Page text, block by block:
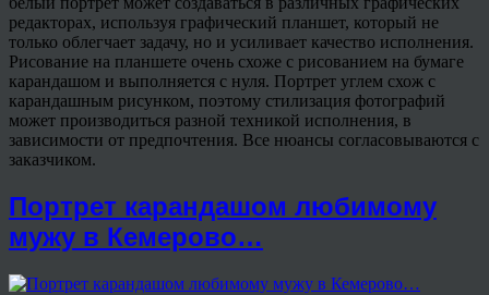
редакторах, используя графический планшет, который не
только облегчает задачу, но и усиливает качество исполнения.
Рисование на планшете очень схоже с рисованием на бумаге
карандашом и выполняется с нуля. Портрет углем схож с
карандашным рисунком, поэтому стилизация фотографий
может производиться разной техникой исполнения, в
зависимости от предпочтения. Все нюансы согласовываются с
заказчиком.
Портрет карандашом любимому
мужу в Кемерово…